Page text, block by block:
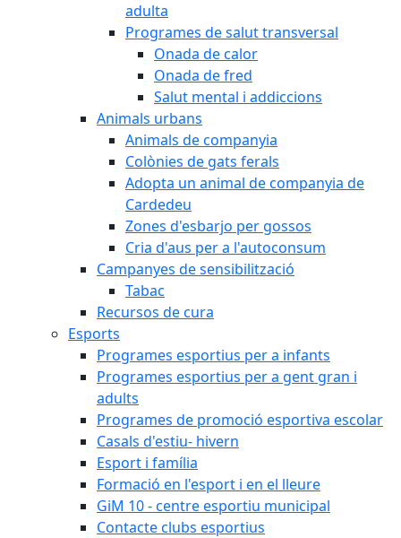
adulta
Programes de salut transversal
Onada de calor
Onada de fred
Salut mental i addiccions
Animals urbans
Animals de companyia
Colònies de gats ferals
Adopta un animal de companyia de
Cardedeu
Zones d'esbarjo per gossos
Cria d'aus per a l'autoconsum
Campanyes de sensibilització
Tabac
Recursos de cura
Esports
Programes esportius per a infants
Programes esportius per a gent gran i
adults
Programes de promoció esportiva escolar
Casals d'estiu- hivern
Esport i família
Formació en l'esport i en el lleure
GiM 10 - centre esportiu municipal
Contacte clubs esportius